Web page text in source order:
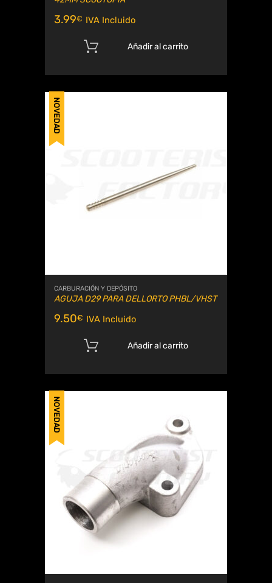
3.99€ IVA Incluido
Añadir al carrito
NOVEDAD
CARBURACIÓN Y DEPÓSITO
AGUJA D29 PARA DELLORTO PHBL/VHST
9.50€ IVA Incluido
Añadir al carrito
NOVEDAD